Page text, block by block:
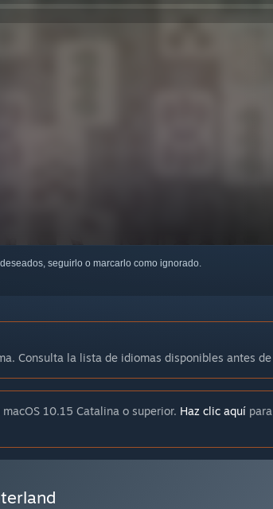
seguirlo o marcarlo como ignorado.
Consulta la lista de idiomas disponibles antes
10.15 Catalina o superior. Haz clic aquí